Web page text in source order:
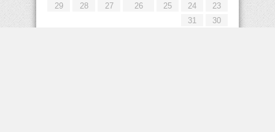
23
24
25
26
27
28
29
30
31